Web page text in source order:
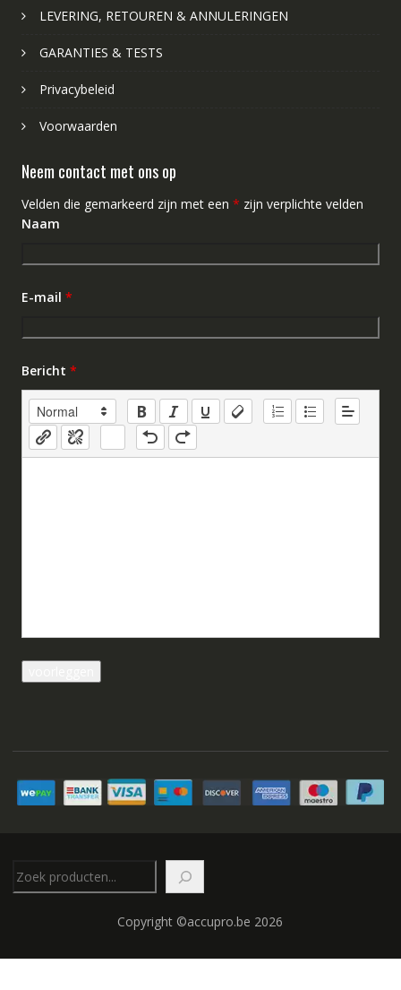
LEVERING, RETOUREN & ANNULERINGEN
GARANTIES & TESTS
Privacybeleid
Voorwaarden
Neem contact met ons op
Velden die gemarkeerd zijn met een * zijn verplichte velden
Naam
E-mail *
Bericht *
Copyright ©accupro.be 2026